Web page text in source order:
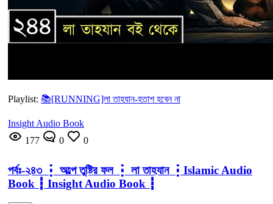
Playlist: 📚[RUNNING]লা তাহযান-হতাশ হবেন না
Insight Audio Book
177
0 0
পর্বঃ-২৪৩ ┇ অল্পে তুষ্টির ফল ┇ লা তাহযান ┇Islamic Audio
Book ┇ Insight Audio Book ┇